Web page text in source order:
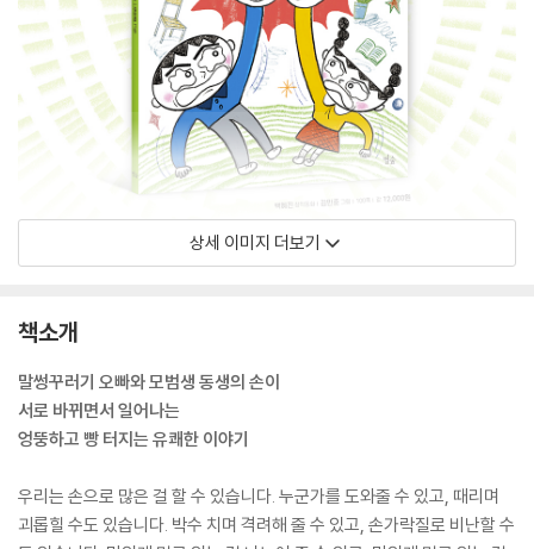
상세 이미지 더보기
책소개
말썽꾸러기 오빠와 모범생 동생의 손이
서로 바뀌면서 일어나는
엉뚱하고 빵 터지는 유쾌한 이야기
우리는 손으로 많은 걸 할 수 있습니다. 누군가를 도와줄 수 있고, 때리며
괴롭힐 수도 있습니다. 박수 치며 격려해 줄 수 있고, 손가락질로 비난할 수